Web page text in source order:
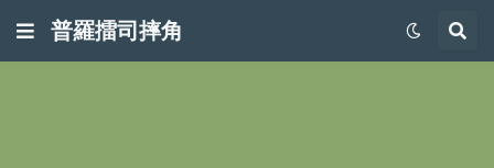
普羅擂司摔角